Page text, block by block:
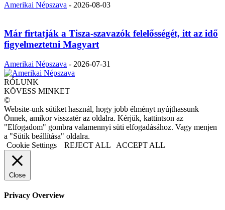
Amerikai Népszava - 2026-08-03
Már firtatják a Tisza-szavazók felelősségét, itt az idő
figyelmeztetni Magyart
Amerikai Népszava - 2026-07-31
RÓLUNK
KÖVESS MINKET
©
Website-unk sütiket használ, hogy jobb élményt nyújthassunk
Önnek, amikor visszatér az oldalra. Kérjük, kattintson az
"Elfogadom" gombra valamennyi süti elfogadásához. Vagy menjen
a "Sütik beállítása" oldalra.
Cookie Settings
REJECT ALL ACCEPT ALL
Close
Privacy Overview